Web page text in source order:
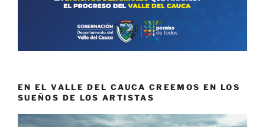
EN EL VALLE DEL CAUCA CREEMOS EN LOS
SUEÑOS DE LOS ARTISTAS
Reproductor